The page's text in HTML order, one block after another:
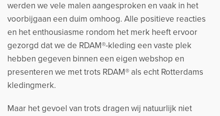
werden we vele malen aangesproken en vaak in het
voorbijgaan een duim omhoog. Alle positieve reacties
en het enthousiasme rondom het merk heeft ervoor
gezorgd dat we de RDAM®-kleding een vaste plek
hebben gegeven binnen een eigen webshop en
presenteren we met trots RDAM® als echt Rotterdams
kledingmerk.
Maar het gevoel van trots dragen wij natuurlijk niet